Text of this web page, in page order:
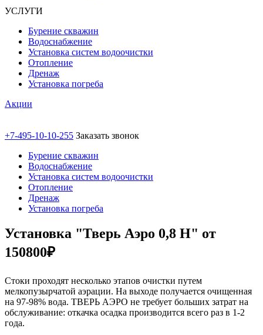
УСЛУГИ
Бурение скважин
Водоснабжение
Установка систем водоочистки
Отопление
Дренаж
Установка погреба
Акции
+7-495-10-10-255 Заказать звонок
Бурение скважин
Водоснабжение
Установка систем водоочистки
Отопление
Дренаж
Установка погреба
Установка "Тверь Аэро 0,8 Н" от
150800₽
Стоки проходят несколько этапов очистки путем
мелкопузырчатой аэрации. На выходе получается очищенная
на 97-98% вода. ТВЕРЬ АЭРО не требует больших затрат на
обслуживание: откачка осадка производится всего раз в 1-2
года.